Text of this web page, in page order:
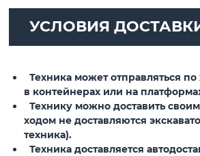
УСЛОВИЯ
Техника может отправляться
в контейнерах или на
Технику можно доставить
ходом не доставляются
техника).
Техника доставляется